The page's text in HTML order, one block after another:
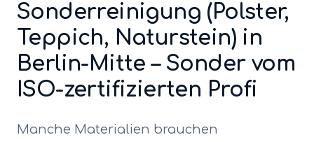
Sonderreinigung (Polster,
Teppich, Naturstein) in
Berlin-Mitte – Sondervom
ISO-zertifizierten Profi
Manche Materialien brauchen